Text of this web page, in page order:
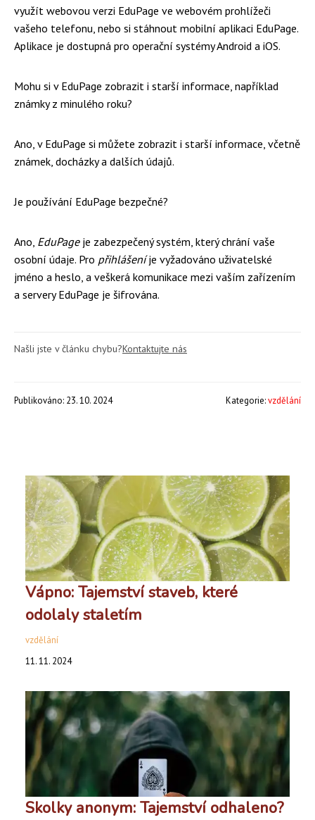
využít webovou verzi EduPage ve webovém prohlížeči
vašeho telefonu, nebo si stáhnout mobilní aplikaci EduPage.
Aplikace je dostupná pro operační systémy Android a iOS.
Mohu si v EduPage zobrazit i starší informace, například
známky z minulého roku?
Ano, v EduPage si můžete zobrazit i starší informace, včetně
známek, docházky a dalších údajů.
Je používání EduPage bezpečné?
Ano, EduPageje zabezpečený systém, který chrání vaše
osobní údaje. Pro přihlášeníje vyžadováno uživatelské
jméno a heslo, a veškerá komunikace mezi vaším zařízením
a servery EduPage je šifrována.
Našli jste v článku chybu?Kontaktujte nás
Publikováno: 23. 10. 2024 Kategorie:vzdělání
Vápno: Tajemství staveb, které
odolaly staletím
vzdělání
11. 11. 2024
Skolky anonym: Tajemství odhaleno?